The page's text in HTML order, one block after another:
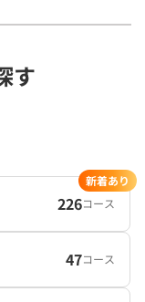
す
226コース
新着あり
47コース